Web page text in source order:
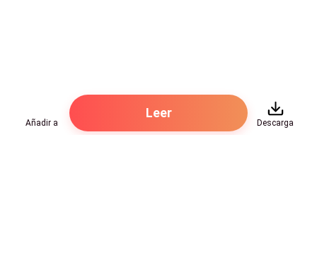
Añadir a
Leer
Descarga